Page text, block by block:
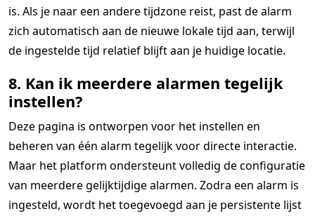
is. Als je naar een andere tijdzone reist, past de alarm
zich automatisch aan de nieuwe lokale tijd aan, terwijl
de ingestelde tijd relatief blijft aan je huidige locatie.
8. Kan ik meerdere alarmen tegelijk
instellen?
Deze pagina is ontworpen voor het instellen en
beheren van één alarm tegelijk voor directe interactie.
Maar het platform ondersteunt volledig de configuratie
van meerdere gelijktijdige alarmen. Zodra een alarm is
ingesteld, wordt het toegevoegd aan je persistente lijst